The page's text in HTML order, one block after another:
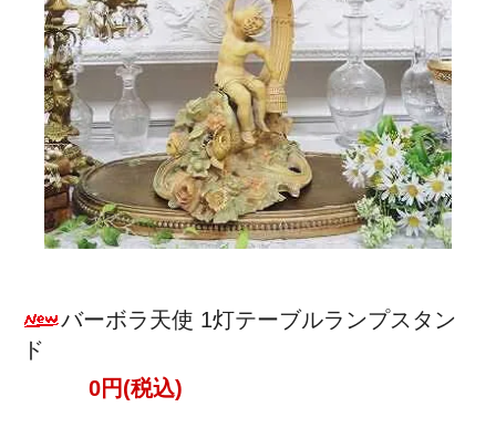
バーボラ天使 1灯テーブルランプスタン
ド
0円(税込)